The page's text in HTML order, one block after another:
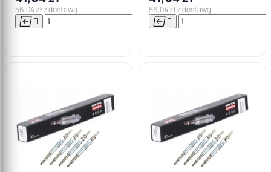
56,04 zł z dostawą
  

56,04 zł z dostawą
 